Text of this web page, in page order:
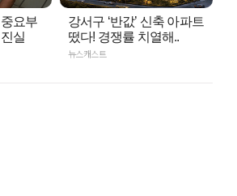
요부
실
강서구 ‘반값’ 신축 아파트
떴다! 경쟁률 치열해..
뉴스캐스트